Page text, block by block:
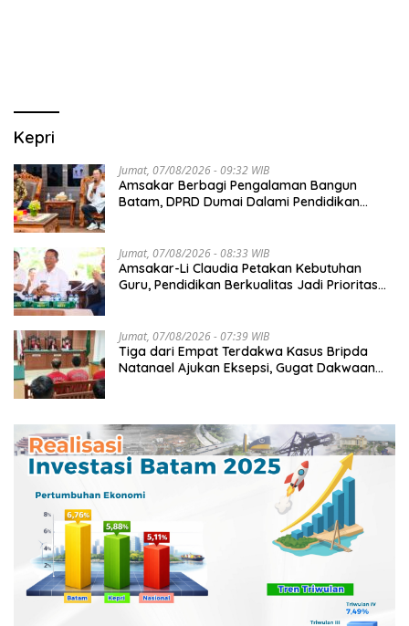
Kepri
Jumat, 07/08/2026 - 09:32 WIB
Amsakar Berbagi Pengalaman Bangun
Batam, DPRD Dumai Dalami Pendidikan
Jumat, 07/08/2026 - 08:33 WIB
Amsakar-Li Claudia Petakan Kebutuhan
Guru, Pendidikan Berkualitas Jadi Prioritas
Jumat, 07/08/2026 - 07:39 WIB
Tiga dari Empat Terdakwa Kasus Bripda
Natanael Ajukan Eksepsi, Gugat Dakwaan